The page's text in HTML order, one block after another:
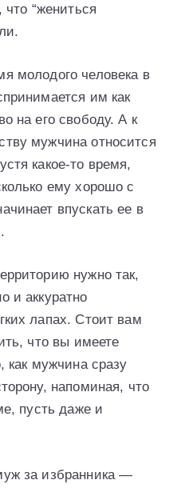
“жениться
молодого человека в
им как
на его свободу. А к
мужчина относится
какое-то время,
ему хорошо с
впускать ее в
нужно так,
и аккуратно
лапах. Стоит вам
что вы имеете
как мужчина сразу
напоминая, что
пусть даже и
за избранника —